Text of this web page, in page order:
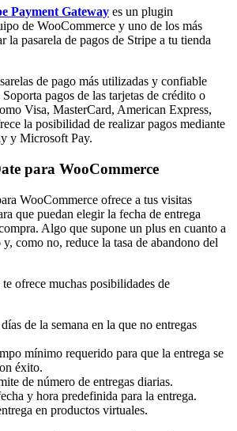
Payment Gateway es un plugin
de WooCommerce y uno de los más
la pasarela de pagos de Stripe a tu tienda
de pago más utilizadas y confiable
pagos de las tarjetas de crédito o
Visa, MasterCard, American Express,
la posibilidad de realizar pagos mediante
y Microsoft Pay.
para WooCommerce
WooCommerce ofrece a tus visitas
que puedan elegir la fecha de entrega
Algo que supone un plus en cuanto a
como no, reduce la tasa de abandono del
ofrece muchas posibilidades de
de la semana en la que no entregas
mínimo requerido para que la entrega se
éxito.
de número de entregas diarias.
y hora predefinida para la entrega.
en productos virtuales.